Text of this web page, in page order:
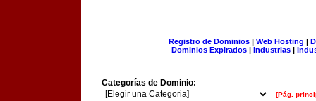
Registro de Dominios| Web Hosting |
Dominios Expirados | Industrias |
Categorías de Dominio:
[Pág.